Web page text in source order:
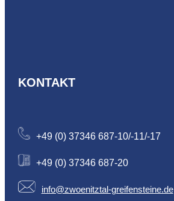
KONTAKT
+49 (0) 37346 687-10/-11/-17
+49 (0) 37346 687-20
info@zwoenitztal-greifensteine.de